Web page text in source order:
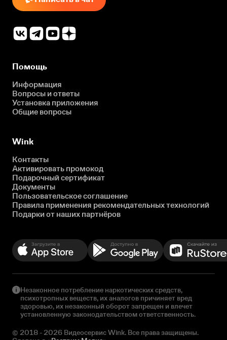
Помощь
Информация
Вопросы и ответы
Установка приложения
Общие вопросы
Wink
Контакты
Активировать промокод
Подарочный сертификат
Документы
Пользовательское соглашение
Правила применения рекомендательных технологий
Подарки от наших партнёров
Незаконное потребление наркотических средств,
психотропных веществ, их аналогов причиняет вред
здоровью, их незаконный оборот запрещен и влечет
установленную законодательством ответственность.
© 2018 - 2026 Видеосервис Wink. Все права защищены.